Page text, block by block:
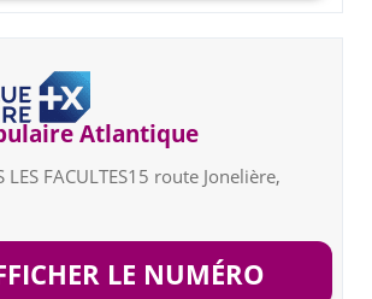
Atlantique
LES FACULTES15 route Jonelière,
LE NUMÉRO